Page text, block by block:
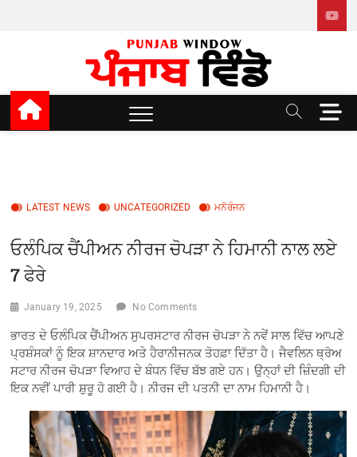
Punjab window
M
e
o
LATEST NEWS UNCATEGORIZED ਮਨੋਰੰਜਨ
ਓਲੰਪਿਕ ਚੈਂਪੀਅਨ ਨੀਰਜ ਚੋਪੜਾ ਨੇ ਹਿਮਾਨੀ ਨਾਲ ਲਏ
7 ਫੇਰੇ
January 19, 2025 No Comments
ਭਾਰਤ ਦੇ ਓਲੰਪਿਕ ਚੈਂਪੀਅਨ ਸੁਪਰਸਟਾਰ ਨੀਰਜ ਚੋਪੜਾ ਨੇ ਨਵੇਂ ਸਾਲ ਵਿੱਚ ਆਪਣੇ
ਪ੍ਰਸ਼ੰਸਕਾਂ ਨੂੰ ਇਕ ਸ਼ਾਨਦਾਰ ਅਤੇ ਹੈਰਾਨੀਜਨਕ ਤੋਹਫ਼ਾ ਦਿੱਤਾ ਹੈ। ਜੈਵਲਿਨ ਥ੍ਰੋਅ
ਸਟਾਰ ਨੀਰਜ ਚੋਪੜਾ ਵਿਆਹ ਦੇ ਬੰਧਨ ਵਿੱਚ ਬੱਝ ਗਏ ਹਨ। ਉਨ੍ਹਾਂ ਦੀ ਜ਼ਿੰਦਗੀ ਦੀ
ਇਕ ਨਵੀਂ ਪਾਰੀ ਸ਼ੁਰੂ ਹੋ ਗਈ ਹੈ। ਨੀਰਜ ਦੀ ਪਤਨੀ ਦਾ ਨਾਮ ਹਿਮਾਨੀ ਹੈ।